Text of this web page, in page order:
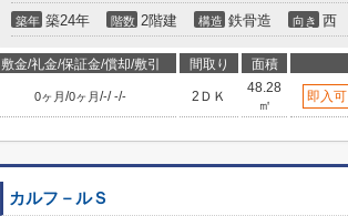
築年 築24年 階数 2階建 構造 鉄骨造 向き 西
敷金/礼金/保証金/償却/敷引 間取り 面積
0ヶ月/0ヶ月/-/-/- 2ＤＫ
48.28
㎡
即入可
カルフ－ルＳ